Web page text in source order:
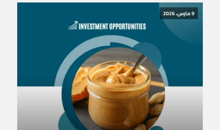
9 مارس، 2026